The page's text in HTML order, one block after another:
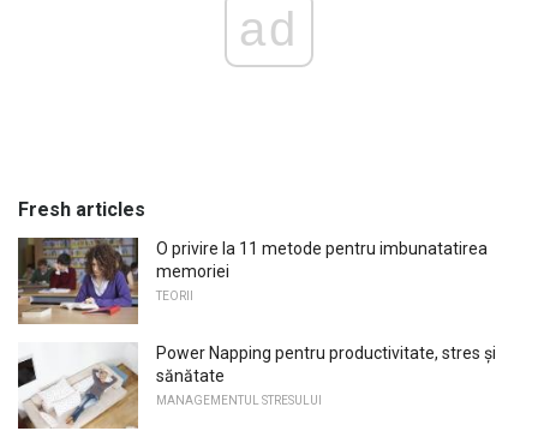
ad
Fresh articles
O privire la 11 metode pentru imbunatatirea
memoriei
TEORII
Power Napping pentru productivitate, stres și
sănătate
MANAGEMENTUL STRESULUI